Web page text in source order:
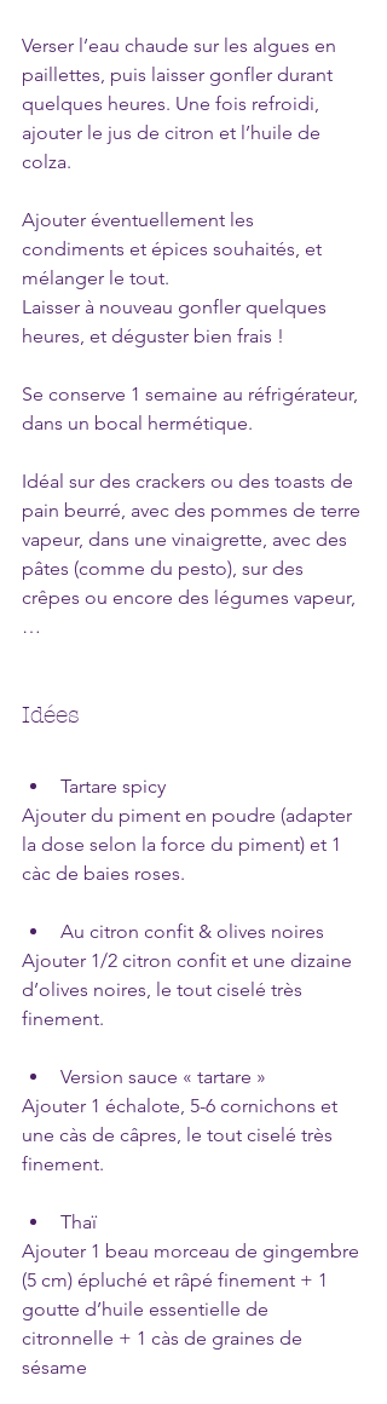
Verser l’eau chaude sur les algues en
paillettes, puis laisser gonfler durant
quelques heures. Une fois refroidi,
ajouter le jus de citron et l’huile de
colza.
Ajouter éventuellement les
condiments et épices souhaités, et
mélanger le tout.
Laisser à nouveau gonfler quelques
heures, et déguster bien frais !
Se conserve 1 semaine au réfrigérateur,
dans un bocal hermétique.
Idéal sur des crackers ou des toasts de
pain beurré, avec des pommes de terre
vapeur, dans une vinaigrette, avec des
pâtes (comme du pesto), sur des
crêpes ou encore des légumes vapeur,
…
Idées
Tartare spicy
Ajouter du piment en poudre (adapter
la dose selon la force du piment) et 1
càc de baies roses.
Au citron confit & olives noires
Ajouter 1/2 citron confit et une dizaine
d’olives noires, le tout ciselé très
finement.
Version sauce « tartare »
Ajouter 1 échalote, 5-6 cornichons et
une càs de câpres, le tout ciselé très
finement.
Thaï
Ajouter 1 beau morceau de gingembre
(5 cm) épluché et râpé finement + 1
goutte d’huile essentielle de
citronnelle + 1 càs de graines de
sésame